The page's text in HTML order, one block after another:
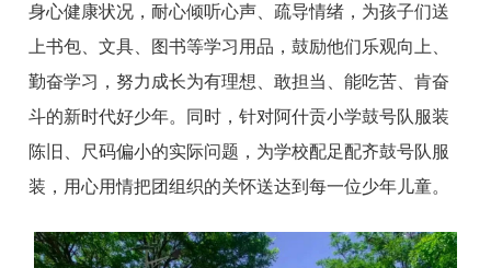
身心健康状况，耐心倾听心声、疏导情绪，为孩子们送
上书包、文具、图书等学习用品，鼓励他们乐观向上、
勤奋学习，努力成长为有理想、敢担当、能吃苦、肯奋
斗的新时代好少年。同时，针对阿什贡小学鼓号队服装
陈旧、尺码偏小的实际问题，为学校配足配齐鼓号队服
装，用心用情把团组织的关怀送达到每一位少年儿童。